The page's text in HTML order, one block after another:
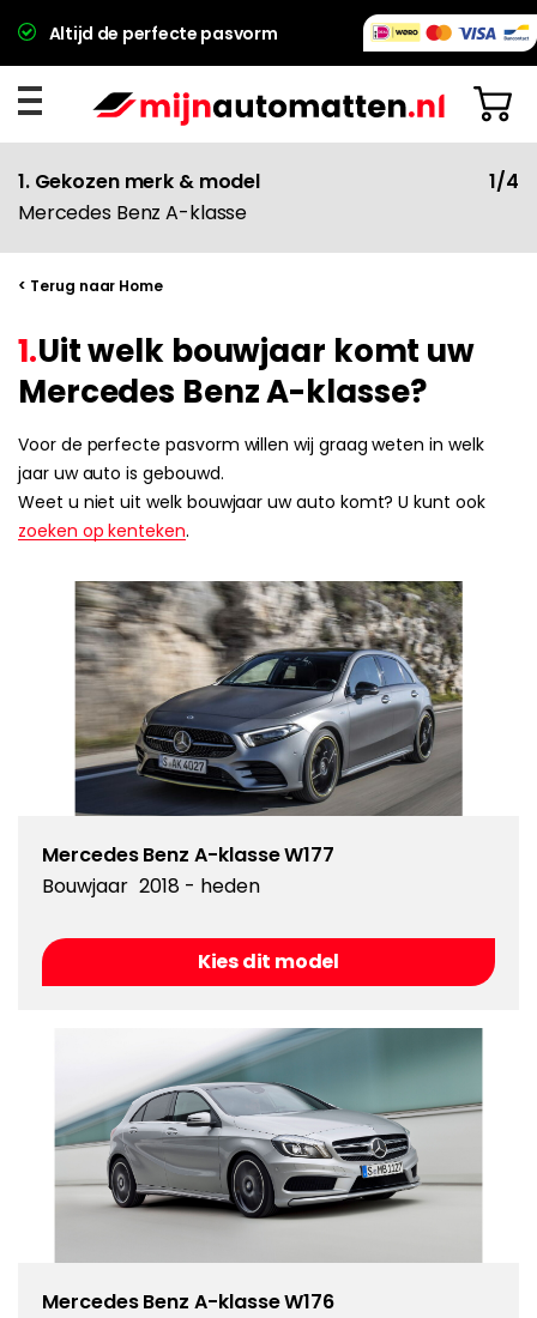
Altijd de perfecte pasvorm
1. Gekozen merk & model
Mercedes Benz A-klasse
1/4
< Terug naar Home
1.Uit welk bouwjaar komt uw
Mercedes Benz A-klasse?
Voor de perfecte pasvorm willen wij graag weten in welk
jaar uw auto is gebouwd.
Weet u niet uit welk bouwjaar uw auto komt? U kunt ook
zoeken op kenteken.
Mercedes Benz A-klasse W177
Bouwjaar 2018 - heden
Kies dit model
Mercedes Benz A-klasse W176